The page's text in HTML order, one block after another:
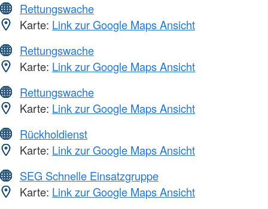
Rettungswache
Karte: Link zur Google Maps Ansicht
Rettungswache
Karte: Link zur Google Maps Ansicht
Rettungswache
Karte: Link zur Google Maps Ansicht
Rückholdienst
Karte: Link zur Google Maps Ansicht
SEG Schnelle Einsatzgruppe
Karte: Link zur Google Maps Ansicht